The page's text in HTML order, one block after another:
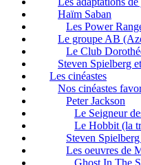
Haïm Saban
Les Power
Le groupe AB
Le Club
Steven Spielberg
Les cinéastes
Nos cinéastes
Peter Jackson
Le Seigneur
Le Hobbit (la
Steven
Les oeuvres de
Ghost In The